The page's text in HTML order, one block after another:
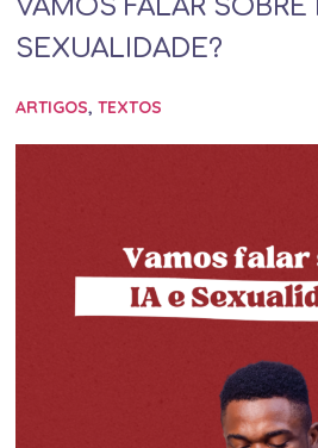
VAMOS FALAR SOBRE
SEXUALIDADE?
ARTIGOS,TEXTOS